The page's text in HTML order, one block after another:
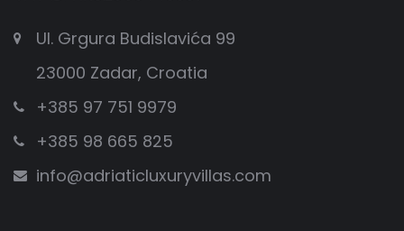
Ul. Grgura Budislavića 99
23000 Zadar, Croatia
+385 97 751 9979
+385 98 665 825
info@adriaticluxuryvillas.com